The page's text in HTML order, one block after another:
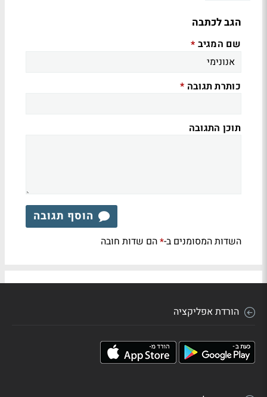
הגב לכתבה
שם המגיב *
כותרת תגובה *
תוכן התגובה
הוסף תגובה
השדות המסומנים ב-*הם שדות חובה
הורדת אפליקציה